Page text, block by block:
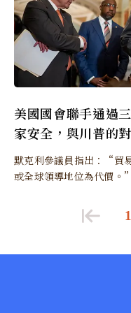
美國國會聯手通過
家安全，與川普的
默克利參議員指出：“貿
或全球領導地位為代價。”
1